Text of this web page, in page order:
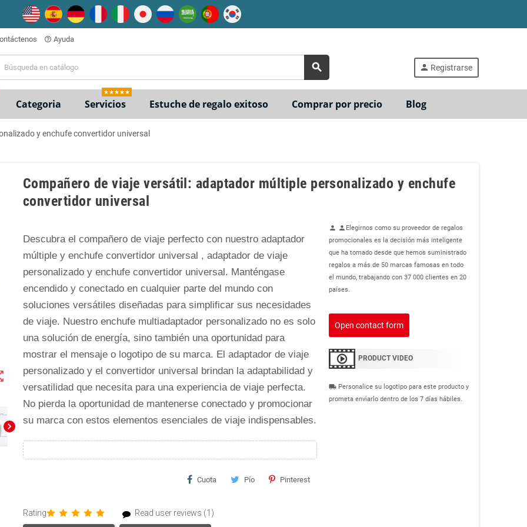
help_outline Ayuda
search person Registrarse
Categoria Servicios
★★★★★
Estuche de regalo exitoso Comprar por precio Blog
y enchufe convertidor universal
chevron_right
Compañero de viaje versátil: adaptador múltiple personalizado y enchufe
convertidor universal
Descubra el compañero de viaje perfecto con nuestro adaptador
múltiple y enchufe convertidor universal , adaptador de viaje
personalizado y enchufe convertidor universal. Manténgase
encendido y conectado en cualquier parte del mundo con
soluciones versátiles diseñadas para simplificar sus necesidades
de viaje. Nuestro enchufe multiadaptador personalizado no es solo
una solución de energía, sino también una oportunidad para
mostrar el mensaje o logotipo de su marca. El adaptador de viaje
personalizado y el convertidor universal brindan la adaptabilidad y
versatilidad que necesita para una experiencia de viaje perfecta.
No pierda la oportunidad de mantenerse conectado y promocionar
su marca con estos elementos esenciales de viaje indispensables.
Cuota Pío Pinterest
Rating Read user reviews (1)
person personElegirnos como su proveedor de regalos
promocionales es la decisión más inteligente
que ha tomado desde que hemos suministrado
regalos a más de 50 marcas famosas en todo
el mundo, trabajando con 37 000 clientes en 20
países.
Open contact form
PRODUCT VIDEO
local_shipping Personalice su logotipo para este producto y
prometa enviarlo dentro de los 7 días hábiles.